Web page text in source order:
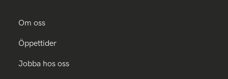
Om oss
Öppettider
Jobba hos oss